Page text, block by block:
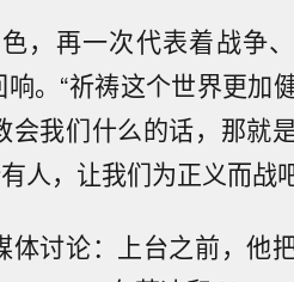
，再一次代表着战争
。“祈祷这个世界更加
我们什么的话，那就
人，让我们为正义而战
讨论：上台之前，他